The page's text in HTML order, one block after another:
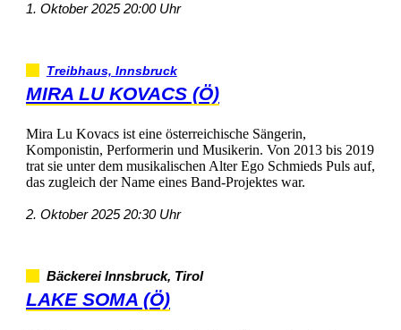
1.Oktober202520:00Uhr
Treibhaus,Innsbruck
MIRALUKOVACS(Ö)
MiraLuKovacsisteineösterreichischeSängerin,
Komponistin,PerformerinundMusikerin.Von2013bis2019
tratsieunterdemmusikalischenAlterEgoSchmiedsPulsauf,
daszugleichderNameeinesBand-Projekteswar.
2.Oktober202520:30Uhr
BäckereiInnsbruck,Tirol
LAKESOMA(Ö)